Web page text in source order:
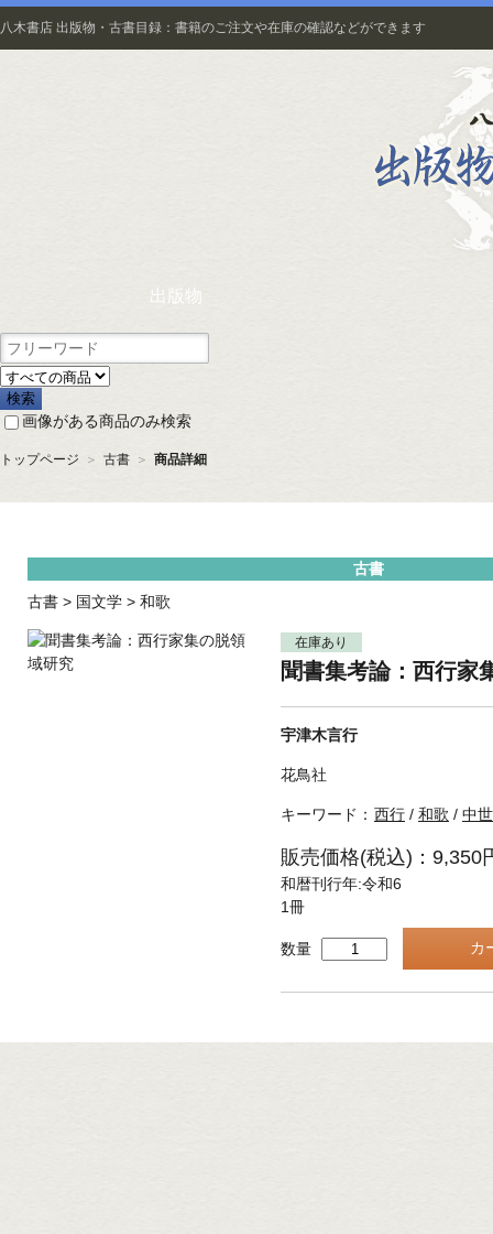
八木書店 出版物・古書目録：書籍のご注文や在庫の確認などができます
出版物
画像がある商品のみ検索
トップページ ＞ 古書 ＞ 商品詳細
古書
古書 > 国文学 > 和歌
在庫あり
聞書集考論：西行家
宇津木言行
花鳥社
キーワード： 西行 / 和歌 / 中世
販売価格(税込)：9,350
和暦刊行年:令和6
1冊
数量